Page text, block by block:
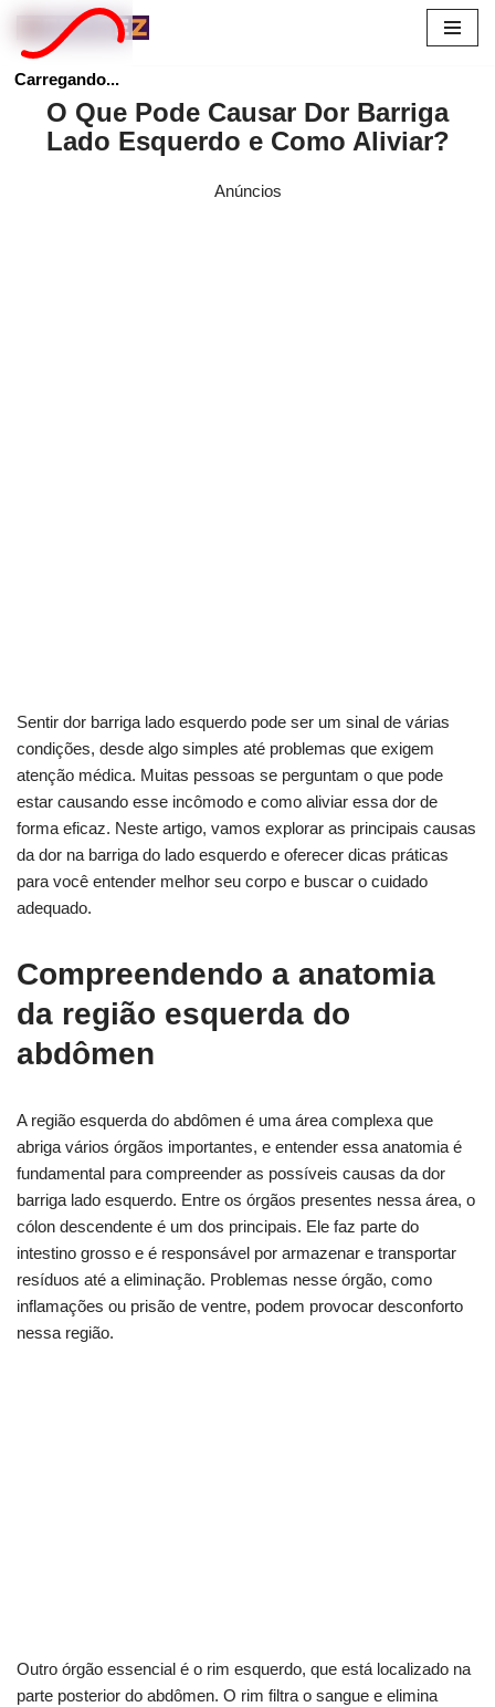
Carregando...
Pular
para
conteúdo
O Que Pode Causar Dor Barriga
Lado Esquerdo e Como Aliviar?
Anúncios
Sentir dor barriga lado esquerdo pode ser um sinal de várias
condições, desde algo simples até problemas que exigem
atenção médica. Muitas pessoas se perguntam o que pode
estar causando esse incômodo e como aliviar essa dor de
forma eficaz. Neste artigo, vamos explorar as principais causas
da dor na barriga do lado esquerdo e oferecer dicas práticas
para você entender melhor seu corpo e buscar o cuidado
adequado.
Compreendendo a anatomia
da região esquerda do
abdômen
A região esquerda do abdômen é uma área complexa que
abriga vários órgãos importantes, e entender essa anatomia é
fundamental para compreender as possíveis causas da dor
barriga lado esquerdo. Entre os órgãos presentes nessa área, o
cólon descendente é um dos principais. Ele faz parte do
intestino grosso e é responsável por armazenar e transportar
resíduos até a eliminação. Problemas nesse órgão, como
inflamações ou prisão de ventre, podem provocar desconforto
nessa região.
Outro órgão essencial é o rim esquerdo, que está localizado na
parte posterior do abdômen. O rim filtra o sangue e elimina